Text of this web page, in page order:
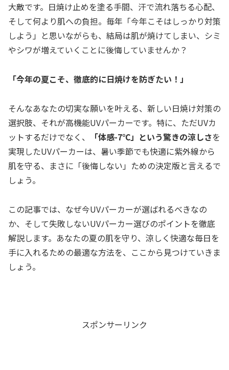
大敵です。日焼け止めを塗る手間、汗で流れ落ちる心配、
そして何より肌への負担。毎年「今年こそはしっかり対策
しよう」と思いながらも、結局は肌が焼けてしまい、シミ
やシワが増えていくことに後悔していませんか？
「今年の夏こそ、徹底的に日焼けを防ぎたい！」
そんなあなたの切実な願いを叶える、新しい日焼け対策の
選択肢、それが高機能UVパーカーです。特に、ただUVカ
ットするだけでなく、
「体感-7℃」という驚きの涼しさを
実現したUVパーカーは、暑い季節でも快適に紫外線から
肌を守る、まさに「後悔しない」ための決定版と言えるで
しょう。
この記事では、なぜ今UVパーカーが選ばれるべきなの
か、そして失敗しないUVパーカー選びのポイントを徹底
解説します。あなたの夏の肌を守り、涼しく快適な毎日を
手に入れるための最適な方法を、ここから見つけていきま
しょう。
スポンサーリンク